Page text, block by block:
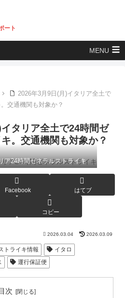
ート
MENU
2026年3月9日(月)イタリア全土で
交通機関も対象か？
タリア全土で24時間ゼ
。交通機関も対象か？
ア24時間ゼネラルストライキ
Facebook はてブ
コピー
2026.03.04 2026.03.09
トライキ情報
イタロ
運行保証便
目次